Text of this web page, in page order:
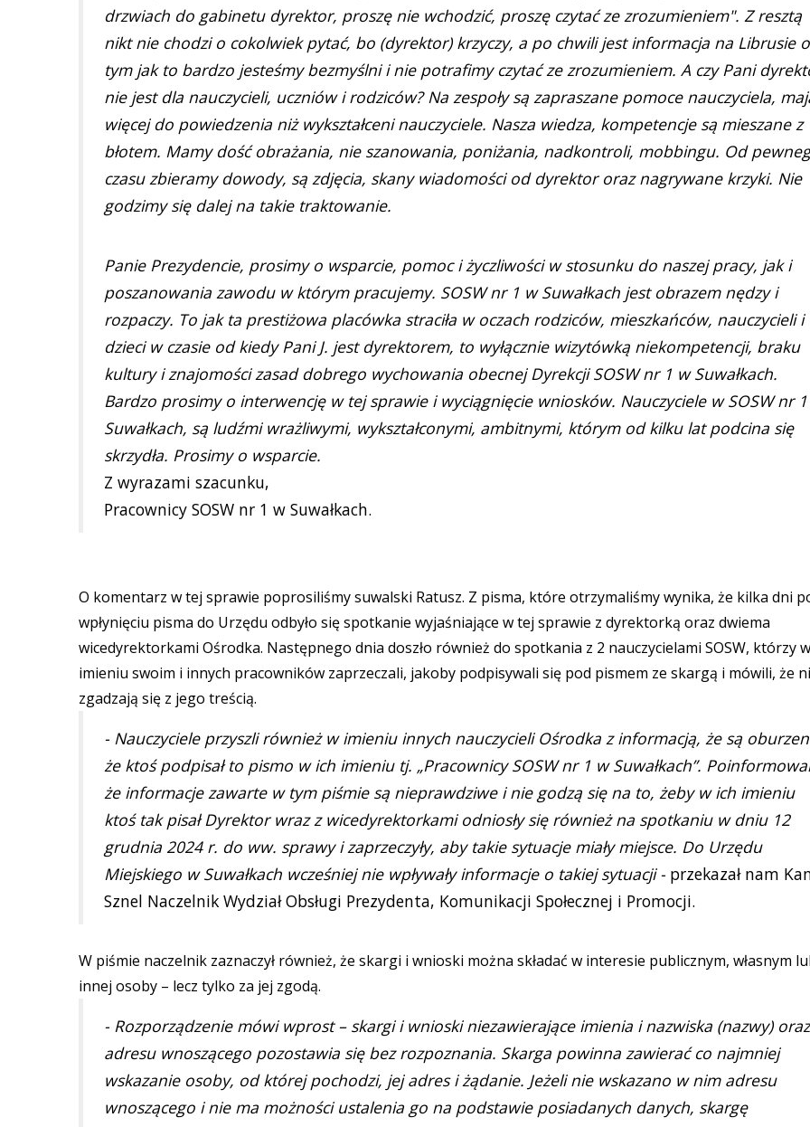
drzwiach do gabinetu dyrektor, proszę nie wchodzić, proszę czytać ze zrozumieniem". Z resztą
nikt nie chodzi o cokolwiek pytać, bo (dyrektor) krzyczy, a po chwili jest informacja na Librusie o
tym jak to bardzo jesteśmy bezmyślni i nie potrafimy czytać ze zrozumieniem. A czy Pani
nie jest dla nauczycieli, uczniów i rodziców? Na zespoły są zapraszane pomoce nauczyciela,
więcej do powiedzenia niż wykształceni nauczyciele. Nasza wiedza, kompetencje są mieszane z
błotem. Mamy dość obrażania, nie szanowania, poniżania, nadkontroli, mobbingu. Od
czasu zbieramy dowody, są zdjęcia, skany wiadomości od dyrektor oraz nagrywane krzyki. Nie
godzimy się dalej na takie traktowanie.
Panie Prezydencie, prosimy o wsparcie, pomoc i życzliwości w stosunku do naszej pracy, jak i
poszanowania zawodu w którym pracujemy. SOSW nr 1 w Suwałkach jest obrazem nędzy i
rozpaczy. To jak ta prestiżowa placówka straciła w oczach rodziców, mieszkańców, nauczycieli i
dzieci w czasie od kiedy Pani J. jest dyrektorem, to wyłącznie wizytówką niekompetencji, braku
kultury i znajomości zasad dobrego wychowania obecnej Dyrekcji SOSW nr 1 w Suwałkach.
Bardzo prosimy o interwencję w tej sprawie i wyciągnięcie wniosków. Nauczyciele w SOSW nr
Suwałkach, są ludźmi wrażliwymi, wykształconymi, ambitnymi, którym od kilku lat podcina się
skrzydła. Prosimy o wsparcie.
Z wyrazami szacunku,
Pracownicy SOSW nr 1 w Suwałkach.
O komentarz w tej sprawie poprosiliśmy suwalski Ratusz. Z pisma, które otrzymaliśmy wynika, że kilka dni
wpłynięciu pisma do Urzędu odbyło się spotkanie wyjaśniające w tej sprawie z dyrektorką oraz dwiema
wicedyrektorkami Ośrodka. Następnego dnia doszło również do spotkania z 2 nauczycielami SOSW, którzy w
imieniu swoim i innych pracowników zaprzeczali, jakoby podpisywali się pod pismem ze skargą i mówili, że
zgadzają się z jego treścią.
- Nauczyciele przyszli również w imieniu innych nauczycieli Ośrodka z informacją, że są
że ktoś podpisał to pismo w ich imieniu tj. „Pracownicy SOSW nr 1 w Suwałkach”.
że informacje zawarte w tym piśmie są nieprawdziwe i nie godzą się na to, żeby w ich imieniu
ktoś tak pisał Dyrektor wraz z wicedyrektorkami odniosły się również na spotkaniu w dniu 12
grudnia 2024 r. do ww. sprawy i zaprzeczyły, aby takie sytuacje miały miejsce. Do Urzędu
Miejskiego w Suwałkach wcześniej nie wpływały informacje o takiej sytuacji - przekazał nam
Sznel Naczelnik Wydział Obsługi Prezydenta, Komunikacji Społecznej i Promocji.
W piśmie naczelnik zaznaczył również, że skargi i wnioski można składać w interesie publicznym, własnym
innej osoby – lecz tylko za jej zgodą.
- Rozporządzenie mówi wprost – skargi i wnioski niezawierające imienia i nazwiska (nazwy) oraz
adresu wnoszącego pozostawia się bez rozpoznania. Skarga powinna zawierać co najmniej
wskazanie osoby, od której pochodzi, jej adres i żądanie. Jeżeli nie wskazano w nim adresu
wnoszącego i nie ma możności ustalenia go na podstawie posiadanych danych, skargę